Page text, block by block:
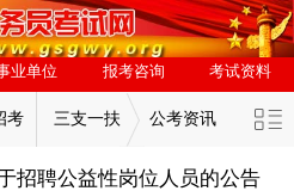
业单位 报考咨询 考试资料
考 三支一扶 公考资讯
招聘公益性岗位人员的公告